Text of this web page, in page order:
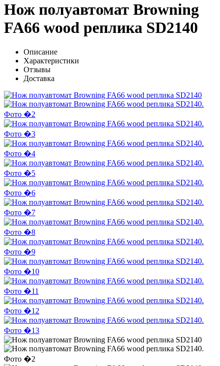
Нож полуавтомат Browning
FA66 wood реплика SD2140
Описание
Характеристики
Отзывы
Доставка